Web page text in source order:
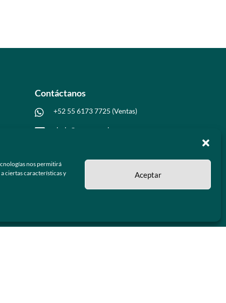
nos permitirá
ciertas características y
Aceptar
Contáctanos
 +52 55 6173 7725 (Ventas)
 hola@grupo-omk.com